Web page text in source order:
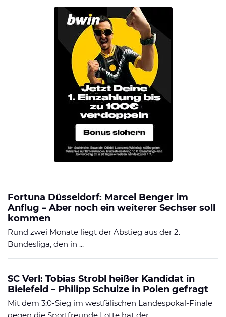
Fortuna Düsseldorf: Marcel Benger im
Anflug – Aber noch ein weiterer Sechser soll
kommen
Rund zwei Monate liegt der Abstieg aus der 2.
Bundesliga, den in ...
SC Verl: Tobias Strobl heißer Kandidat in
Bielefeld – Philipp Schulze in Polen gefragt
Mit dem 3:0-Sieg im westfälischen Landespokal-Finale
gegen die Sportfreunde Lotte hat der ...